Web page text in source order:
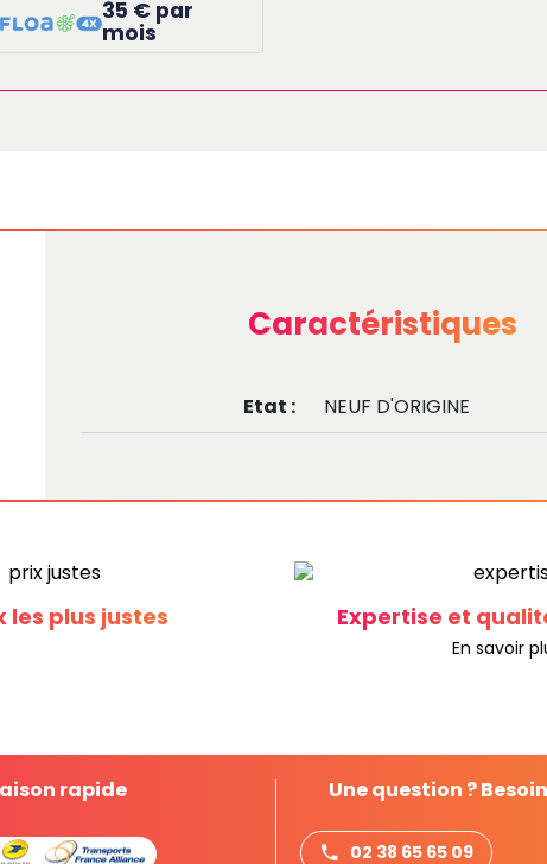
35 € par
mois
Caractéristiques
Etat : NEUF D'ORIGINE
les plus justes Expertise et
En savoir
rapide Une question ?
02 38 65 65 09